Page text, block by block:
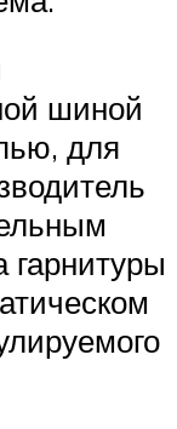
шиной
для